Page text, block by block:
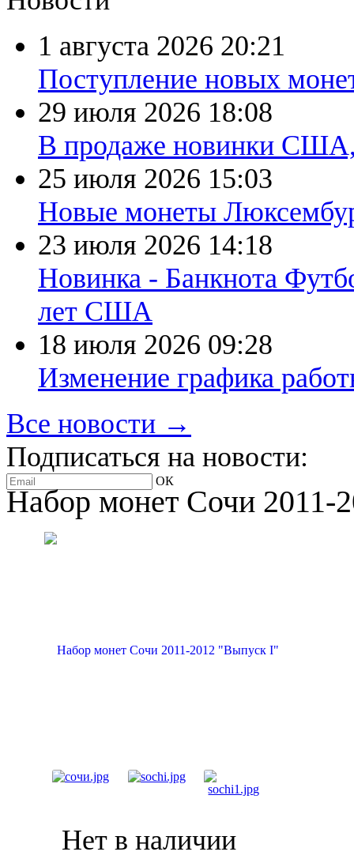
1 августа 2026 20:21
Поступление новых
29 июля 2026 18:08
В продаже новинки
25 июля 2026 15:03
Новые монеты
23 июля 2026 14:18
Новинка - Банкнота
лет США
18 июля 2026 09:28
Изменение графика
Все новости →
Подписаться на новости:
ОК
Набор монет Сочи 2011-
Нет в наличии